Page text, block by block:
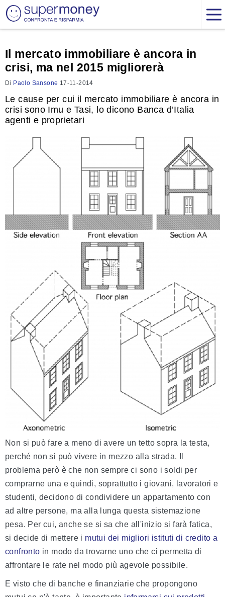
Il mercato immobiliare è ancora in
crisi, ma nel 2015 migliorerà
Di Paolo Sansone 17-11-2014
Le cause per cui il mercato immobiliare è ancora in
crisi sono Imu e Tasi, lo dicono Banca d’Italia
agenti e proprietari
Non si può fare a meno di avere un tetto sopra la testa,
perché non si può vivere in mezzo alla strada. Il
problema però è che non sempre ci sono i soldi per
comprarne una e quindi, soprattutto i giovani, lavoratori e
studenti, decidono di condividere un appartamento con
ad altre persone, ma alla lunga questa sistemazione
pesa. Per cui, anche se si sa che all'inizio si farà fatica,
si decide di mettere i mutui dei migliori istituti di credito a
confronto in modo da trovarne uno che ci permetta di
affrontare le rate nel modo più agevole possibile.
E visto che di banche e finanziarie che propongono